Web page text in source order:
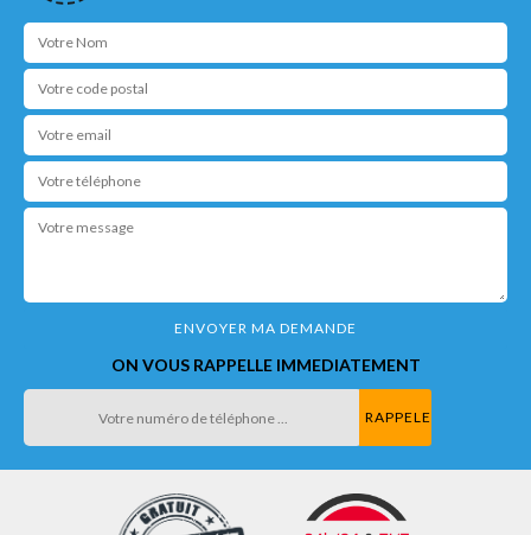
ON VOUS RAPPELLE IMMEDIATEMENT